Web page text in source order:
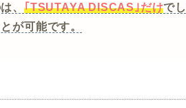
、 ｢TSUTAYA DISCAS｣だけで
が可能です。